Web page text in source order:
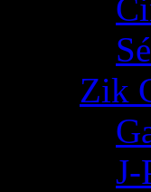
Zik
J-